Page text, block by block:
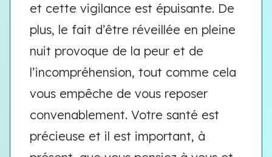
et cette vigilance est épuisante. De
plus, le fait d’être réveillée en pleine
nuit provoque de la peur et de
l’incompréhension, tout comme cela
vous empêche de vous reposer
convenablement. Votre santé est
précieuse et il est important, à